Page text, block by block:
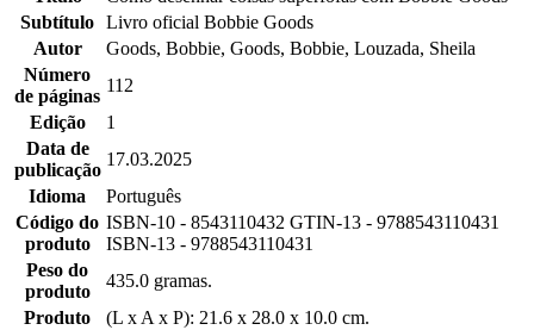
Subtítulo Livro oficial Bobbie Goods
Autor
Goods, Bobbie, Goods, Bobbie, Louzada, Sheila
Número
de páginas
112
Edição
1
Data de
publicação
17.03.2025
Idioma
Português
Código do
produto
ISBN-10 - 8543110432 GTIN-13 - 9788543110431
ISBN-13 - 9788543110431
Peso do
produto
435.0 gramas.
Produto
(L x A x P): 21.6 x 28.0 x 10.0 cm.